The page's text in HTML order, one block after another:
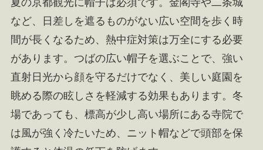
など、日差しを遮るものがない広い空間を歩く時
間が長くなるため、熱中症対策は万全にする必要
があります。つばの広い帽子を選ぶことで、強い
直射日光から顔を守るだけでなく、美しい庭園を
眺める際の眩しさを軽減する効果もあります。冬
場であっても、標高が少し高い場所にある寺院で
は風が強く冷たいため、ニット帽などで頭部を保